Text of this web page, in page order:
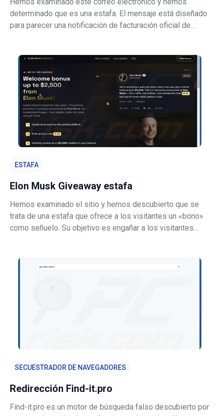
determinado que es una estafa. El mensaje está diseñado
para parecer una notificación de facturación oficial de
presionar a los destinatarios pa
ESTAFA
Elon Musk Giveaway estafa
Hemos examinado el sitio y hemos descubierto que se
trata de una estafa que ofrece a los visitantes un «bono»
como señuelo. Su objetivo es engañar a los visitantes
como el robo de información. Por
SECUESTRADOR DE NAVEGADORES
Redirección Find-it.pro
Find-it.pro es un motor de búsqueda falso descubierto por